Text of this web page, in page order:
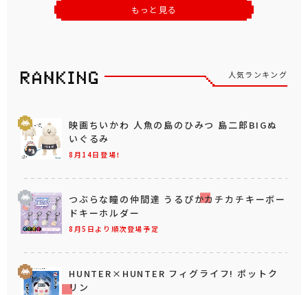
もっと見る
人気ランキング
8月14日登場！
映画ちいかわ 人魚の島のひみつ 島二郎BIGぬ
いぐるみ
8月5日より順次登場予定
つぶらな瞳の仲間達 うるぴかカチカチキーボー
ドキーホルダー
HUNTER×HUNTER フィグライフ! ポットク
リン